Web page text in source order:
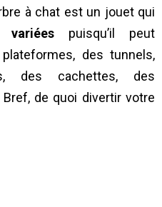
à chat est un jouet qui
variées puisqu’il peut
des tunnels,
des cachettes, des
de quoi divertir votre